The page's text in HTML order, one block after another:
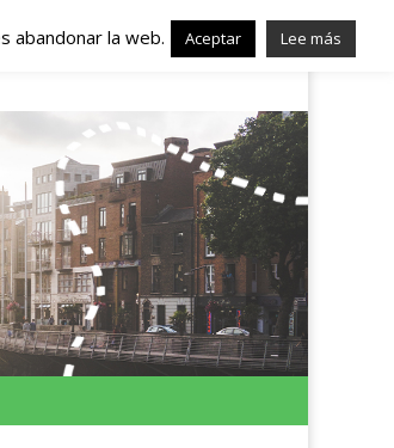
en
abandonar la web. Aceptar Lee más